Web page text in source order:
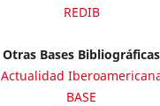
REDIB
Otras Bases Bibliográficas
Actualidad
BASE